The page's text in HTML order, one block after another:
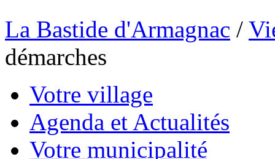
La Bastide d'Armagnac /
démarches
Votre village
Agenda et Actualités
Votre municipalité